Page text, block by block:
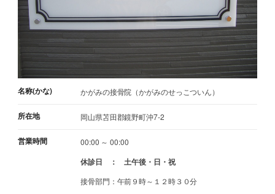
名称(かな) かがみの接骨院（かがみのせっこついん）
所在地 岡山県苫田郡鏡野町沖7-2
営業時間 00:00 ～ 00:00
休診日 ： 土午後・日・祝
接骨部門：午前９時～１２時３０分